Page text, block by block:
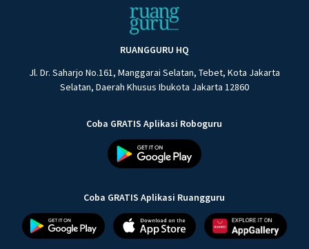
RUANGGURU HQ
Jl. Dr. Saharjo No.161, Manggarai Selatan, Tebet, Kota Jakarta
Selatan, Daerah Khusus Ibukota Jakarta 12860
Coba GRATIS Aplikasi Roboguru
Coba GRATIS Aplikasi Ruangguru